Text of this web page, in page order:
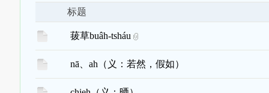
标题
菝草buâh-tsháu
nā、ah（义：若然，假如）